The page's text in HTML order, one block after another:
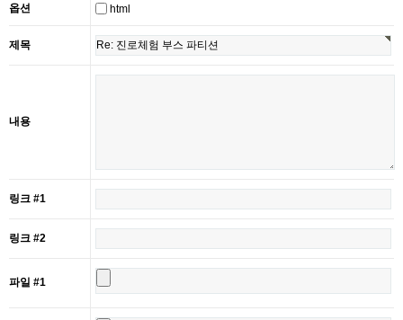
옵션 html
제목
내용
링크 #1
링크 #2
파일 #1